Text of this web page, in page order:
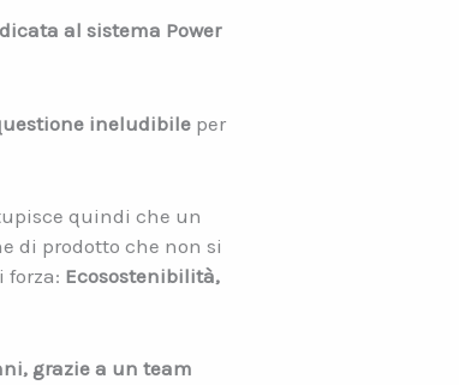
al sistema Power
ineludibile per
quindi che un
di prodotto che non si
forza: Ecosostenibilità,
grazie a un team